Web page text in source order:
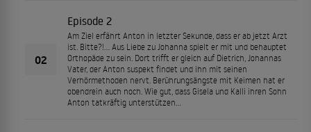
02
Episode 2
Am Ziel erfährt Anton in letzter Sekunde, dass er ab jetzt Arzt
ist. Bitte?!... Aus Liebe zu Johanna spielt er mit und behauptet
Orthopäde zu sein. Dort trifft er gleich auf Dietrich, Johannas
Vater, der Anton suspekt findet und ihn mit seinen
Verhörmethoden nervt. Berührungsängste mit Keimen hat er
obendrein auch noch. Wie gut, dass Gisela und Kalli ihren Sohn
Anton tatkräftig unterstützen…